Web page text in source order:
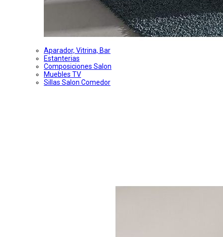
Aparador, Vitrina, Bar
Estanterias
Composiciones Salon
Muebles TV
Sillas Salon Comedor